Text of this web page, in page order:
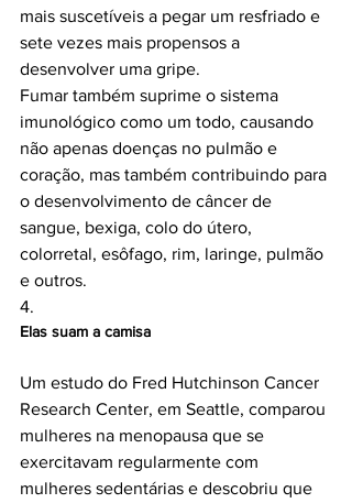
mais suscetíveis a pegar um resfriado e
sete vezes mais propensos a
desenvolver uma gripe.
Fumar também suprime o sistema
imunológico como um todo, causando
não apenas doenças no pulmão e
coração, mas também contribuindo para
o desenvolvimento de câncer de
sangue, bexiga, colo do útero,
colorretal, esôfago, rim, laringe, pulmão
e outros.
4.
Elas suam a camisa
Um estudo do Fred Hutchinson Cancer
Research Center, em Seattle, comparou
mulheres na menopausa que se
exercitavam regularmente com
mulheres sedentárias e descobriu que